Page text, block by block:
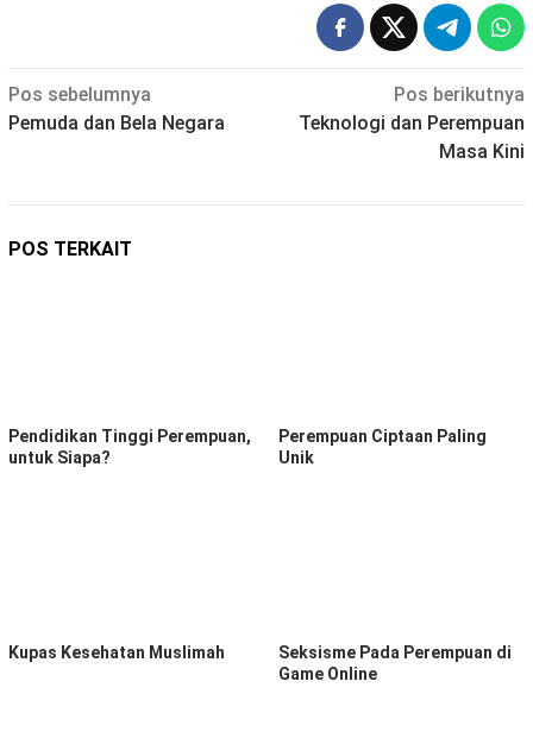
Navigasi
pos
Pos sebelumnya
Pemuda dan Bela Negara
Pos berikutnya
Teknologi dan Perempuan
Masa Kini
POS TERKAIT
Pendidikan Tinggi Perempuan,
untuk Siapa?
Perempuan Ciptaan Paling
Unik
Kupas Kesehatan Muslimah
Seksisme Pada Perempuan di
Game Online